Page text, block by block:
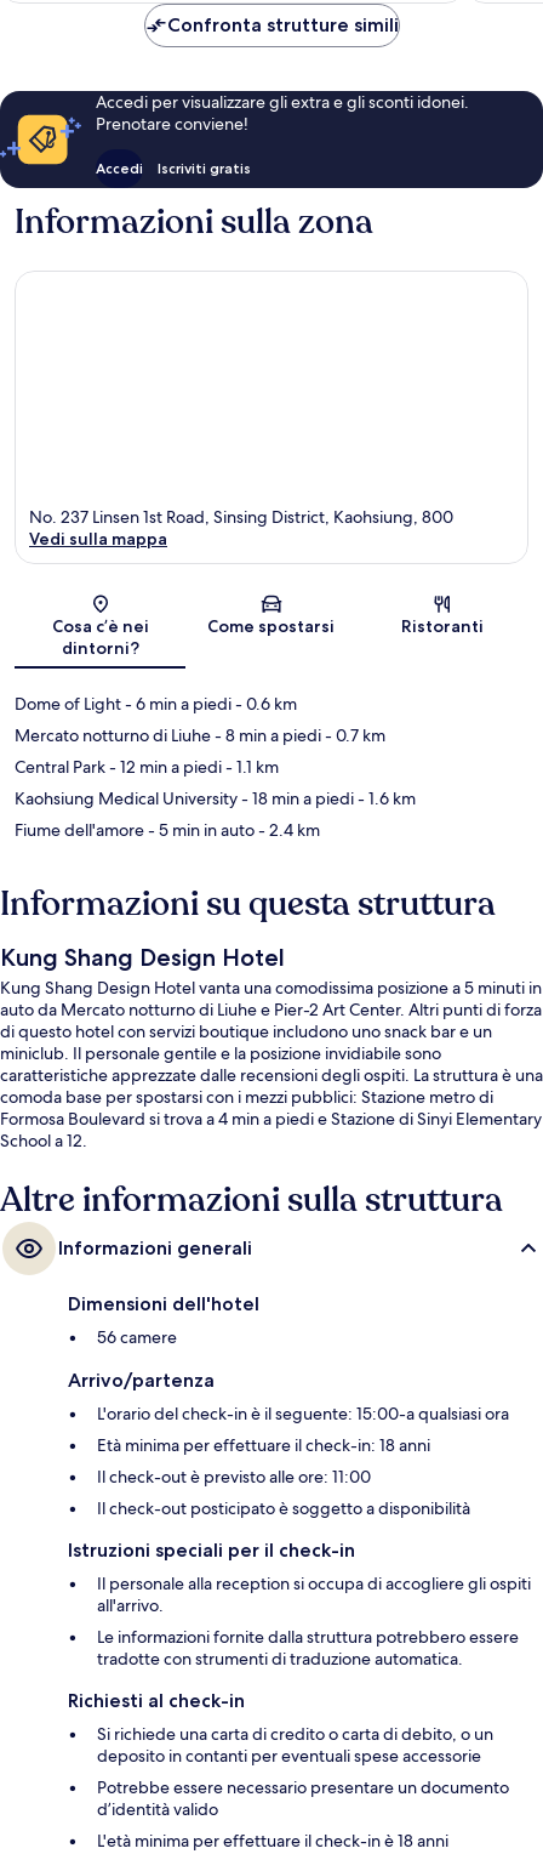
CHF 44
Confronta strutture simili
Accedi per visualizzare gli extra e gli sconti idonei.
Prenotare conviene!
Accedi Iscriviti gratis
Informazioni sulla zona
Mappa
No. 237 Linsen 1st Road, Sinsing District, Kaohsiung, 800
Vedi sulla mappa
Cosa c’è nei
dintorni?
Come spostarsi Ristoranti
Dome of Light- 6 min a piedi- 0.6 km
Mercato notturno di Liuhe- 8 min a piedi- 0.7 km
Central Park- 12 min a piedi- 1.1 km
Kaohsiung Medical University- 18 min a piedi- 1.6 km
Fiume dell'amore- 5 min in auto- 2.4 km
Informazioni su questa struttura
Kung Shang Design Hotel
Kung Shang Design Hotel vanta una comodissima posizione a 5 minuti in
auto da Mercato notturno di Liuhe e Pier-2 Art Center. Altri punti di forza
di questo hotel con servizi boutique includono uno snack bar e un
miniclub. Il personale gentile e la posizione invidiabile sono
caratteristiche apprezzate dalle recensioni degli ospiti. La struttura è una
comoda base per spostarsi con i mezzi pubblici: Stazione metro di
Formosa Boulevard si trova a 4 min a piedi e Stazione di Sinyi Elementary
School a 12.
Altre informazioni sulla struttura
Informazioni generali
Dimensioni dell'hotel
56 camere
Arrivo/partenza
L'orario del check-in è il seguente: 15:00-a qualsiasi ora
Età minima per effettuare il check-in: 18 anni
Il check-out è previsto alle ore: 11:00
Il check-out posticipato è soggetto a disponibilità
Istruzioni speciali per il check-in
Il personale alla reception si occupa di accogliere gli ospiti
all'arrivo.
Le informazioni fornite dalla struttura potrebbero essere
tradotte con strumenti di traduzione automatica.
Richiesti al check-in
Si richiede una carta di credito o carta di debito, o un
deposito in contanti per eventuali spese accessorie
Potrebbe essere necessario presentare un documento
d’identità valido
L'età minima per effettuare il check-in è 18 anni